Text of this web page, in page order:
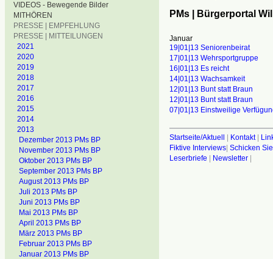
VIDEOS - Bewegende Bilder
MITHÖREN
PRESSE | EMPFEHLUNG
PRESSE | MITTEILUNGEN
2021
2020
2019
2018
2017
2016
2015
2014
2013
Dezember 2013 PMs BP
November 2013 PMs BP
Oktober 2013 PMs BP
September 2013 PMs BP
August 2013 PMs BP
Juli 2013 PMs BP
Juni 2013 PMs BP
Mai 2013 PMs BP
April 2013 PMs BP
März 2013 PMs BP
Februar 2013 PMs BP
Januar 2013 PMs BP
PMs | Bürgerportal
Januar
19|01|13 Seniorenbeirat
17|01|13 Wehrsportgruppe
16|01|13 Es reicht
14|01|13 Wachsamkeit
12|01|13 Bunt statt Braun
12|01|13 Bunt statt Braun
07|01|13 Einstweilige
Startseite/Aktuell Kontakt|
Fiktive Interviews| Schicken
Leserbriefe
Newsletter|